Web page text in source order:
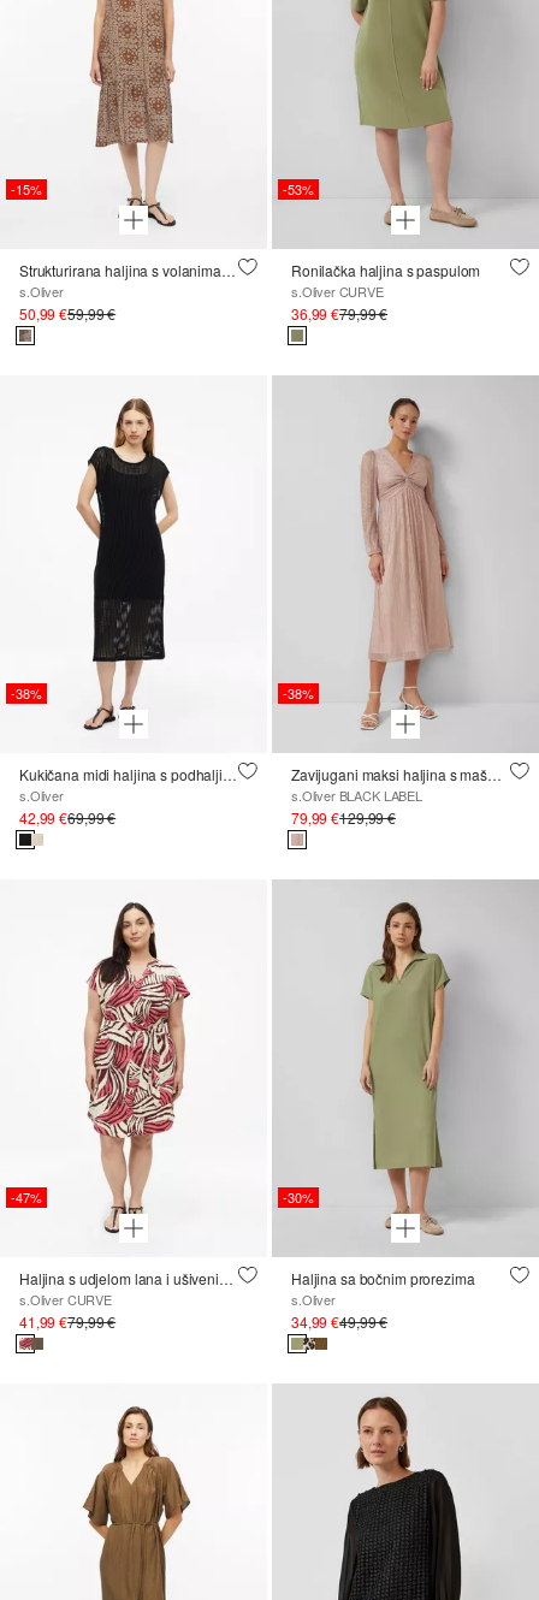
-15%
Strukturirana haljina s volanima s udjelom viskoze
s.Oliver
50,99 €59,99 €
-53%
Ronilačka haljina s paspulom
s.Oliver CURVE
36,99 €79,99 €
-38%
Kukičana midi haljina s podhaljinom
s.Oliver
42,99 €69,99 €
-38%
Zavijugani maksi haljina s mašnom i metalik završnom obradom
s.Oliver BLACK LABEL
79,99 €129,99 €
-47%
Haljina s udjelom lana i ušivenim džepovima
s.Oliver CURVE
41,99 €79,99 €
-30%
Haljina sa bočnim prorezima
s.Oliver
34,99 €49,99 €